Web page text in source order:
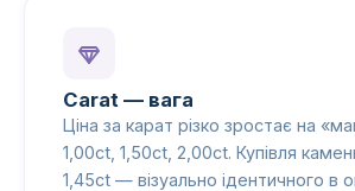
Carat — вага
Ціна за карат різко зростає на
1,00ct, 1,50ct, 2,00ct. Купівля
1,45ct — візуально ідентичного в